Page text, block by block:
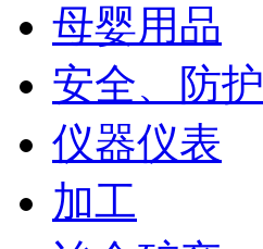
母婴用品
安全、防护
仪器仪表
加工